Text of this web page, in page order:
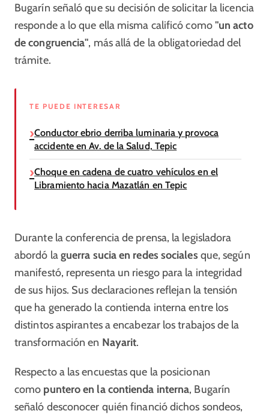
Bugarín señaló que su decisión de solicitar la licencia
responde a lo que ella misma calificó como"un acto
de congruencia", más allá de la obligatoriedad del
trámite.
TE PUEDE INTERESAR
Conductor ebrio derriba luminaria y provoca
accidente en Av. de la Salud, Tepic
Choque en cadena de cuatro vehículos en el
Libramiento hacia Mazatlán en Tepic
Durante la conferencia de prensa, la legisladora
abordó laguerra sucia en redes sociales que, según
manifestó, representa un riesgo para la integridad
de sus hijos. Sus declaraciones reflejan la tensión
que ha generado la contienda interna entre los
distintos aspirantes a encabezar los trabajos de la
transformación en Nayarit.
Respecto a las encuestas que la posicionan
como puntero en la contienda interna, Bugarín
señaló desconocer quién financió dichos sondeos,